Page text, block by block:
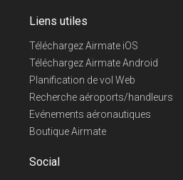
Liens utiles
Téléchargez Airmate iOS
Téléchargez Airmate Android
Planification de vol Web
Recherche aéroports/handleurs
Evénements aéronautiques
Boutique Airmate
Social